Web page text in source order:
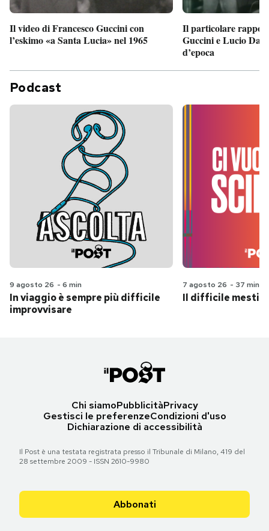
Il video di Francesco Guccini con
l’eskimo «a Santa Lucia» nel 1965
Il particolare
Guccini e Lucio
d’epoca
Podcast
9 agosto 26 - 6 min
In viaggio è sempre più difficile
improvvisare
7 agosto 26 - 37 min
Il difficile
Chi siamoPubblicitàPrivacy
Gestisci le preferenzeCondizioni d'uso
Dichiarazione di accessibilità
Il Post è una testata registrata presso il Tribunale di Milano, 419 del
28 settembre 2009 - ISSN 2610-9980
Abbonati